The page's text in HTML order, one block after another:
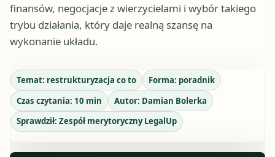
finansów, negocjacje z wierzycielami i wybór takiego
trybu działania, który daje realną szansę na
wykonanie układu.
Temat: restrukturyzacja co to Forma: poradnik
Czas czytania: 10 min Autor: Damian Bolerka
Sprawdził: Zespół merytoryczny LegalUp